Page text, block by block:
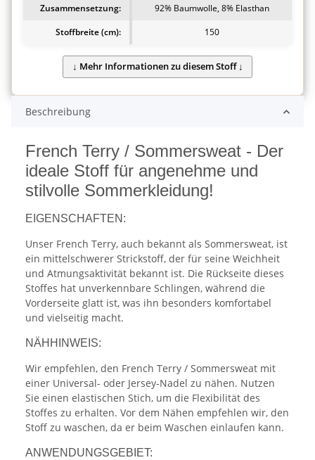
Zusammensetzung:
92% Baumwolle, 8% Elasthan
Stoffbreite (cm):
150
Beschreibung
French Terry / Sommersweat - Der
ideale Stoff für angenehme und
stilvolle Sommerkleidung!
EIGENSCHAFTEN:
Unser French Terry, auch bekannt als Sommersweat, ist
ein mittelschwerer Strickstoff, der für seine Weichheit
und Atmungsaktivität bekannt ist. Die Rückseite dieses
Stoffes hat unverkennbare Schlingen, während die
Vorderseite glatt ist, was ihn besonders komfortabel
und vielseitig macht.
NÄHHINWEIS:
Wir empfehlen, den French Terry / Sommersweat mit
einer Universal- oder Jersey-Nadel zu nähen. Nutzen
Sie einen elastischen Stich, um die Flexibilität des
Stoffes zu erhalten. Vor dem Nähen empfehlen wir, den
Stoff zu waschen, da er beim Waschen einlaufen kann.
ANWENDUNGSGEBIET: